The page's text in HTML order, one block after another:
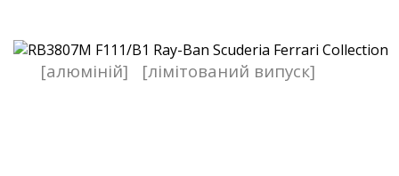
[алюміній] [лімітований випуск]